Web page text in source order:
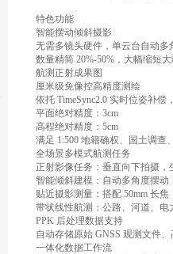
特色功能
智能摆动倾斜摄影
无需多镜头硬件，单云台自动
数量精简 20%-50%，大幅缩短
航测正射成果图
厘米级免像控高精度测绘
依托 TimeSync2.0 实时位姿补
平面绝对精度：3cm
高程绝对精度：5cm
满足 1:500 地籍确权、国土调
全场景多模式航测任务
正射影像任务：垂直向下拍摄
智能倾斜建模：自动多角度摆
贴近摄影测量：搭配 50mm 长
带状线性航测：公路、河道、
PPK 后处理数据支持
自动存储原始 GNSS 观测文件
一体化数据工作流